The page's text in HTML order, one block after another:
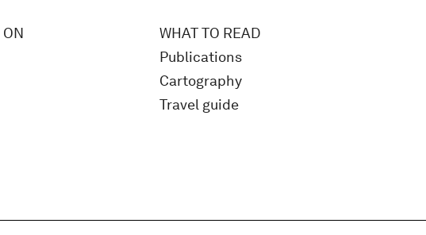
WHAT TO READ
Publications
Cartography
Travel guide